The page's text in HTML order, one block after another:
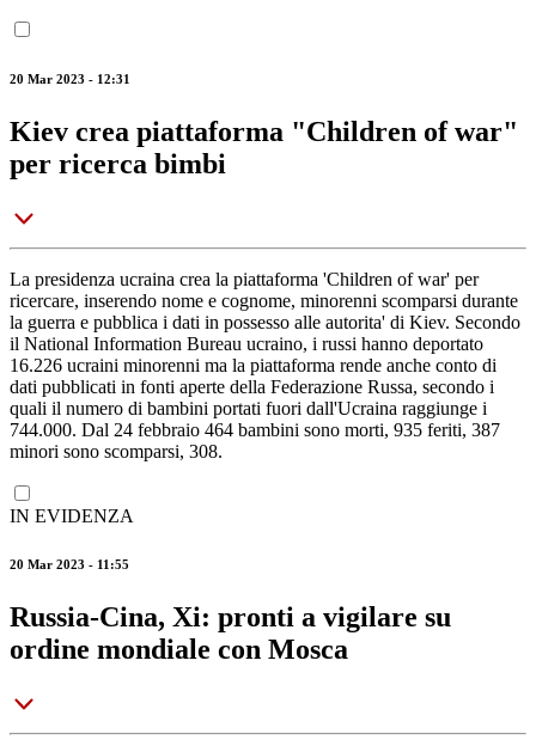
20 Mar 2023 - 12:31
Kiev crea piattaforma "Children of war"
per ricerca bimbi
La presidenza ucraina crea la piattaforma 'Children of war' per
ricercare, inserendo nome e cognome, minorenni scomparsi durante
la guerra e pubblica i dati in possesso alle autorita' di Kiev. Secondo
il National Information Bureau ucraino, i russi hanno deportato
16.226 ucraini minorenni ma la piattaforma rende anche conto di
dati pubblicati in fonti aperte della Federazione Russa, secondo i
quali il numero di bambini portati fuori dall'Ucraina raggiunge i
744.000. Dal 24 febbraio 464 bambini sono morti, 935 feriti, 387
minori sono scomparsi, 308.
IN EVIDENZA
20 Mar 2023 - 11:55
Russia-Cina, Xi: pronti a vigilare su
ordine mondiale con Mosca